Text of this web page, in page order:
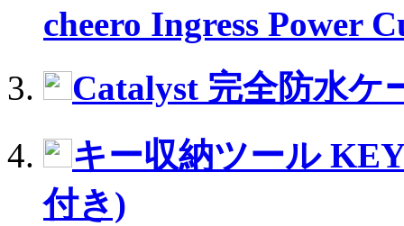
cheero Ingress Power
Catalyst 完全防水ケ
キー収納ツール
付き)